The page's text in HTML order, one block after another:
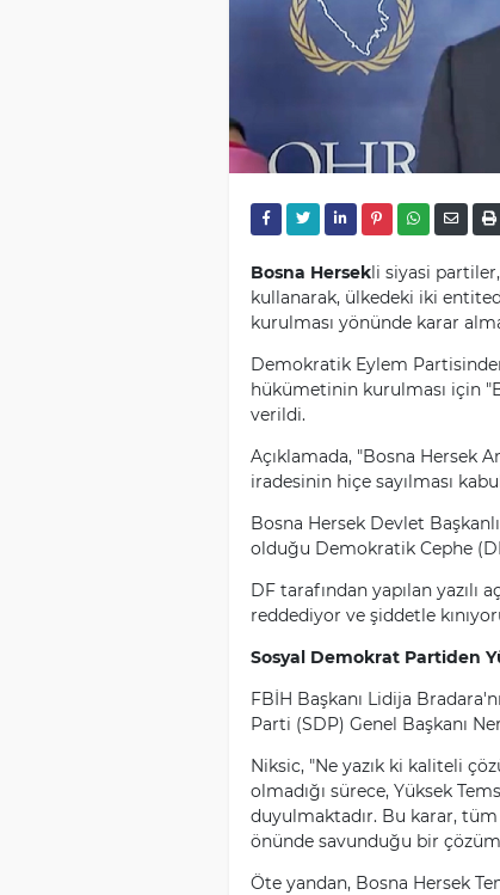
Bosna Hersekli siyasi
kullanarak, ülkedeki iki
kurulması yönünde karar
Demokratik Eylem
hükümetinin kurulması için
verildi.
Açıklamada, "Bosna Hersek
iradesinin hiçe sayılması
Bosna Hersek Devlet
olduğu Demokratik Cephe
DF tarafından yapılan yazılı
reddediyor ve şiddetle
Sosyal Demokrat Partiden
FBİH Başkanı Lidija
Parti (SDP) Genel Başkanı
Niksic, "Ne yazık ki kaliteli
olmadığı sürece, Yüksek
duyulmaktadır. Bu karar,
önünde savunduğu bir
Öte yandan, Bosna Hersek